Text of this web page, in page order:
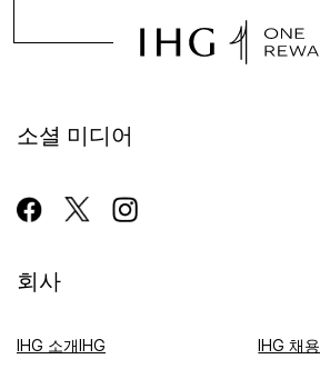
소셜 미디어
회사
IHG 소개IHG
IHG 채용